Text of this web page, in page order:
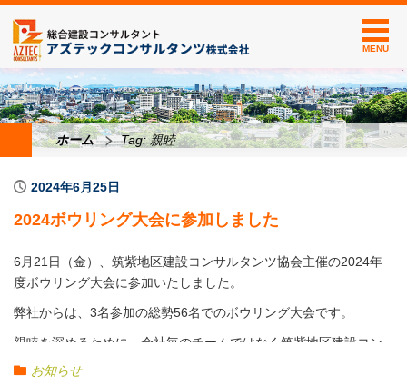
MENU
ホーム Tag: 親睦
2024年6月25日
2024ボウリング大会に参加しました
6月21日（金）、筑紫地区建設コンサルタンツ協会主催の2024年
度ボウリング大会に参加いたしました。
弊社からは、3名参加の総勢56名でのボウリング大会です。
親睦を深めるために、会社毎のチームではなく筑紫地区建設コン
サルタンツ協会に振り当てられたチームですが、
お知らせ